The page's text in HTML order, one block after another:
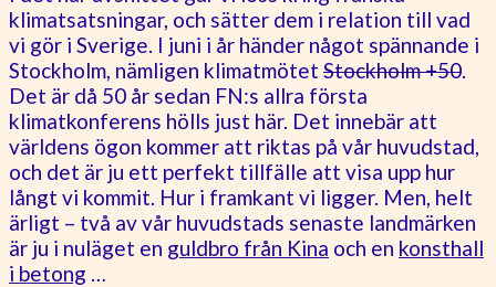
klimatsatsningar, och sätter dem i relation till vad
vi gör i Sverige. I juni i år händer något spännande i
Stockholm, nämligen klimatmötet Stockholm +50.
Det är då 50 år sedan FN:s allra första
klimatkonferens hölls just här. Det innebär att
världens ögon kommer att riktas på vår huvudstad,
och det är ju ett perfekt tillfälle att visa upp hur
långt vi kommit. Hur i framkant vi ligger. Men, helt
ärligt – två av vår huvudstads senaste landmärken
är ju i nuläget en guldbro från Kina och en konsthall
i betong …